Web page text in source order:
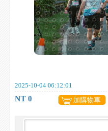
2025-10-04 06:12:01
NT 0 加購物車